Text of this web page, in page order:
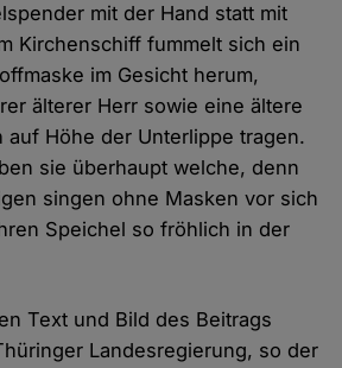
mit der Hand statt mit
Kirchenschiff fummelt sich ein
im Gesicht herum,
älterer Herr sowie eine ältere
auf Höhe der Unterlippe tragen.
sie überhaupt welche, denn
singen ohne Masken vor sich
Speichel so fröhlich in der
Text und Bild des Beitrags
Landesregierung, so der